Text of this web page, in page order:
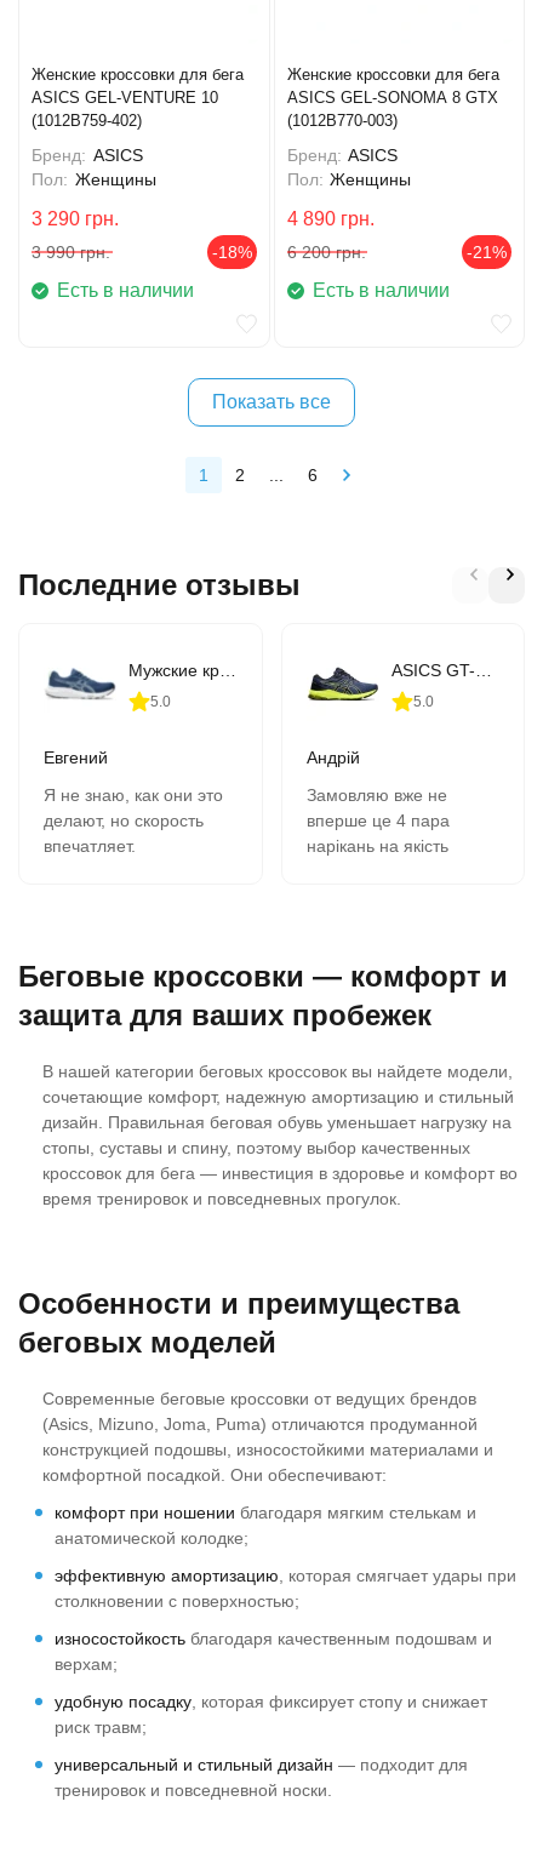
Женские кроссовки для бега
ASICS GEL-VENTURE 10
(1012B759-402)
Бренд: ASICS
Пол: Женщины
3 290 грн.
3 990 грн. -18%
Есть в наличии
Женские кроссовки для бега
ASICS GEL-SONOMA 8 GTX
(1012B770-003)
Бренд: ASICS
Пол: Женщины
4 890 грн.
6 200 грн. -21%
Есть в наличии
Показать все
1 2 6
Последние отзывы
5.0
Евгений
Я не знаю, как они это
делают, но скорость
впечатляет.
К качеству никаких
вопросов- 2 сезона,
полёт нормальный.
четвёртую пару.
5.0
Андрій
Замовляю вже не
вперше це 4 пара
нарікань на якість
отримав всім
Беговые кроссовки — комфорт и
защита для ваших пробежек
В нашей категории беговых кроссовок вы найдете модели,
сочетающие комфорт, надежную амортизацию и стильный
дизайн. Правильная беговая обувь уменьшает нагрузку на
стопы, суставы и спину, поэтому выбор качественных
кроссовок для бега — инвестиция в здоровье и комфорт во
время тренировок и повседневных прогулок.
Особенности и преимущества
беговых моделей
Современные беговые кроссовки от ведущих брендов
(Asics, Mizuno, Joma, Puma) отличаются продуманной
конструкцией подошвы, износостойкими материалами и
комфортной посадкой. Они обеспечивают:
комфорт при ношении благодаря мягким стелькам и
анатомической колодке;
эффективную амортизацию , которая смягчает удары при
столкновении с поверхностью;
износостойкость благодаря качественным подошвам и
верхам;
удобную посадку , которая фиксирует стопу и снижает
риск травм;
универсальный и стильный дизайн — подходит для
тренировок и повседневной носки.